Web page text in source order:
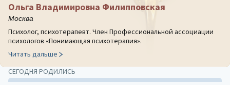
Ольга Владимировна Филипповская
Москва
Психолог, психотерапевт. Член Профессиональной ассоциации
психологов «Понимающая психотерапия».
Читать дальше
СЕГОДНЯ РОДИЛИСЬ